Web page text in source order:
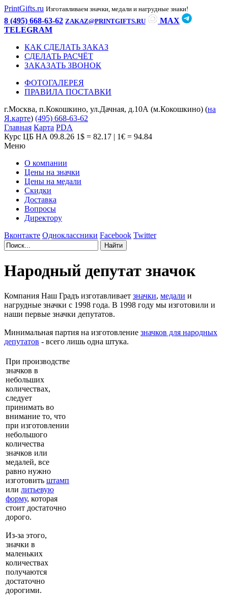
PrintGifts.ru Изготавливаем значки, медали и нагрудные знаки!
8 (495) 668-63-62 ZAKAZ@PRINTGIFTS.RU
MAX
TELEGRAM
КАК СДЕЛАТЬ ЗАКАЗ
СДЕЛАТЬ РАСЧЁТ
ЗАКАЗАТЬ ЗВОНОК
ФОТОГАЛЕРЕЯ
ПРАВИЛА ПОСТАВКИ
г.Москва, п.Кокошкино, ул.Дачная, д.10А (м.Кокошкино) (на
Я.карте) (495) 668-63-62
Главная Карта PDA
Курс ЦБ НА 09.8.26 1$ = 82.17 | 1€ = 94.84
Меню
О компании
Цены на значки
Цены на медали
Скидки
Доставка
Вопросы
Директору
Вконтакте Одноклассники Facebook Twitter
Народный депутат значок
Компания Наш Градъ изготавливает значки, медали и
нагрудные значки с 1998 года. В 1998 году мы изготовили и
наши первые значки депутатов.
Минимальная партия на изготовление значков для народных
депутатов - всего лишь одна штука.
При производстве
значков в
небольших
количествах,
следует
принимать во
внимание то, что
при изготовлении
небольшого
количества
значков или
медалей, все
равно нужно
изготовить штамп
или литьевую
форму, которая
стоит достаточно
дорого.
Из-за этого,
значки в
маленьких
количествах
получаются
достаточно
дорогими.